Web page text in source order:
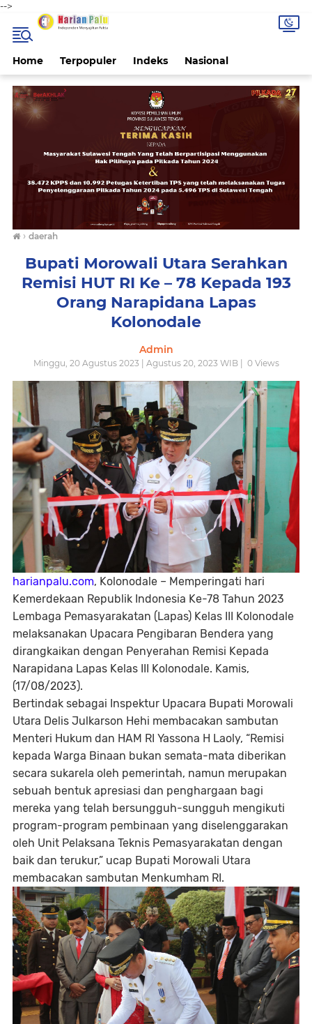
-->
Home Terpopuler Indeks Nasional
› daerah
Bupati Morowali Utara Serahkan
Remisi HUT RI Ke – 78 Kepada 193
Orang Narapidana Lapas
Kolonodale
Admin
Minggu, 20 Agustus 2023 | Agustus 20, 2023 WIB | 0Views
harianpalu.com, Kolonodale – Memperingati hari
Kemerdekaan Republik Indonesia Ke-78 Tahun 2023
Lembaga Pemasyarakatan (Lapas) Kelas III Kolonodale
melaksanakan Upacara Pengibaran Bendera yang
dirangkaikan dengan Penyerahan Remisi Kepada
Narapidana Lapas Kelas III Kolonodale. Kamis,
(17/08/2023).
Bertindak sebagai Inspektur Upacara Bupati Morowali
Utara Delis Julkarson Hehi membacakan sambutan
Menteri Hukum dan HAM RI Yassona H Laoly, “Remisi
kepada Warga Binaan bukan semata-mata diberikan
secara sukarela oleh pemerintah, namun merupakan
sebuah bentuk apresiasi dan penghargaan bagi
mereka yang telah bersungguh-sungguh mengikuti
program-program pembinaan yang diselenggarakan
oleh Unit Pelaksana Teknis Pemasyarakatan dengan
baik dan terukur,” ucap Bupati Morowali Utara
membacakan sambutan Menkumham RI.